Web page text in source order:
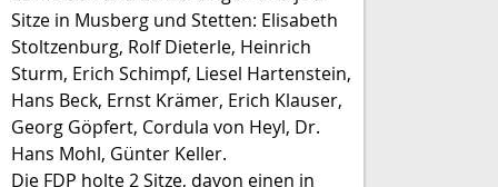
Sitze in Musberg und Stetten: Elisabeth
Stoltzenburg, Rolf Dieterle, Heinrich
Sturm, Erich Schimpf, Liesel Hartenstein,
Hans Beck, Ernst Krämer, Erich Klauser,
Georg Göpfert, Cordula von Heyl, Dr.
Hans Mohl, Günter Keller.
Die FDP holte 2 Sitze, davon einen in